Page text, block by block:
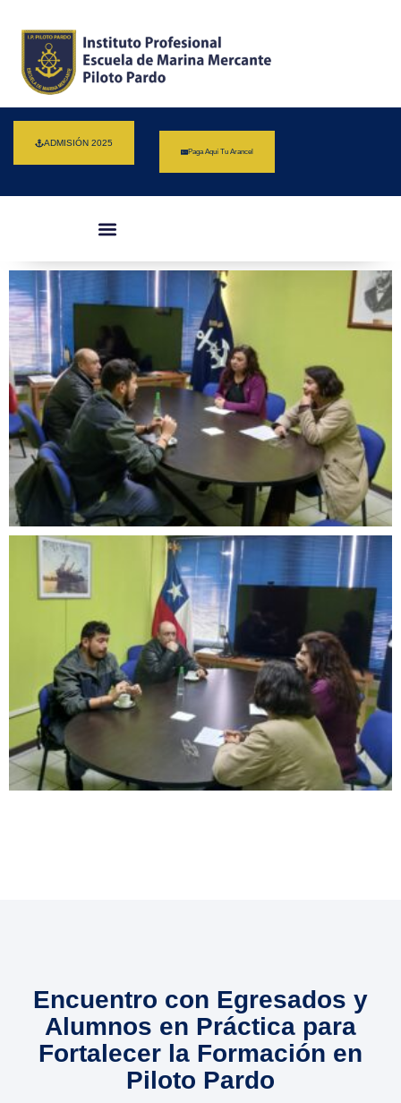
ADMISIÓN 2025
Paga Aquí Tu Arancel
Encuentro con Egresados y
Alumnos en Práctica para
Fortalecer la Formación en
Piloto Pardo